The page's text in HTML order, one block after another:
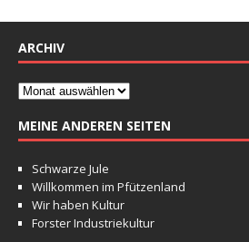
ARCHIV
MEINE ANDEREN SEITEN
Schwarze Jule
Willkommen im Pfützenland
Wir haben Kultur
Forster Industriekultur